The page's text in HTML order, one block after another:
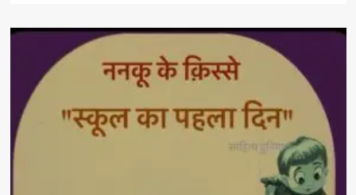
रसगुल्ला
चिंता